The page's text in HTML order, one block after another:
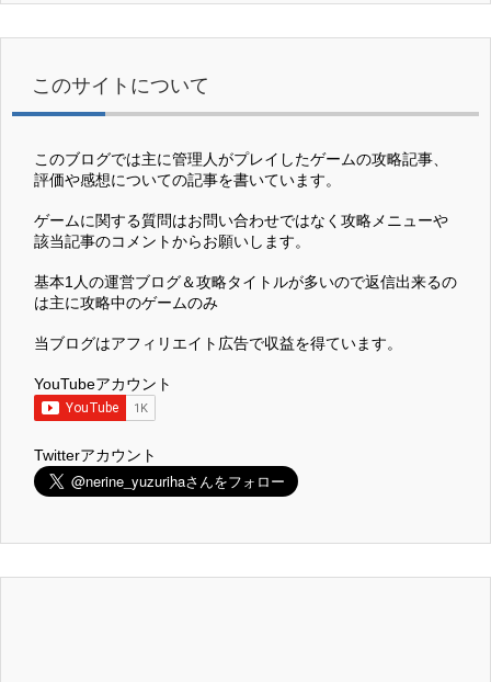
このサイトについて
このブログでは主に管理人がプレイしたゲームの攻略記事、
評価や感想についての記事を書いています。
ゲームに関する質問はお問い合わせではなく攻略メニューや
該当記事のコメントからお願いします。
基本1人の運営ブログ＆攻略タイトルが多いので返信出来るの
は主に攻略中のゲームのみ
当ブログはアフィリエイト広告で収益を得ています。
YouTubeアカウント
Twitterアカウント